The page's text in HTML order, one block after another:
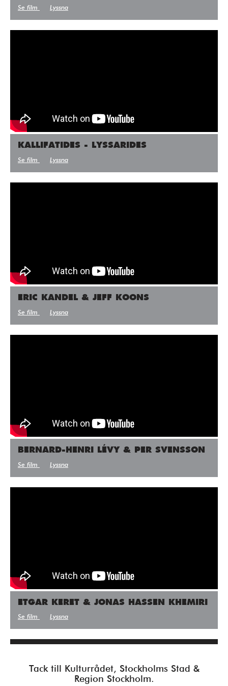
Se film Lyssna
KALLIFATIDES - LYSSARIDES
Se film Lyssna
ERIC KANDEL & JEFF KOONS
Se film Lyssna
BERNARD-HENRI LÉVY & PER SVENSSON
Se film Lyssna
ETGAR KERET & JONAS HASSEN KHEMIRI
Se film Lyssna
Tack till Kulturrådet, Stockholms Stad &
Region Stockholm.